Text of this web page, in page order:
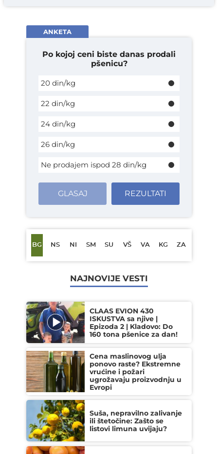
ANKETA
Po kojoj ceni biste danas prodali
pšenicu?
20 din/kg
22 din/kg
24 din/kg
26 din/kg
Ne prodajem ispod 28 din/kg
GLASAJ REZULTATI
BG NS NI SM SU VŠ VA KG ZA
NAJNOVIJE VESTI
CLAAS EVION 430
ISKUSTVA sa njive |
Epizoda 2 | Kladovo: Do
160 tona pšenice za dan!
Cena maslinovog ulja
ponovo raste? Ekstremne
vrućine i požari
ugrožavaju proizvodnju u
Evropi
Suša, nepravilno zalivanje
ili štetočine: Zašto se
listovi limuna uvijaju?